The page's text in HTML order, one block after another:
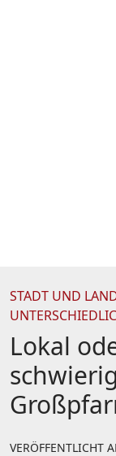
STADT UND
Lokal
VERÖFFENTLICHT